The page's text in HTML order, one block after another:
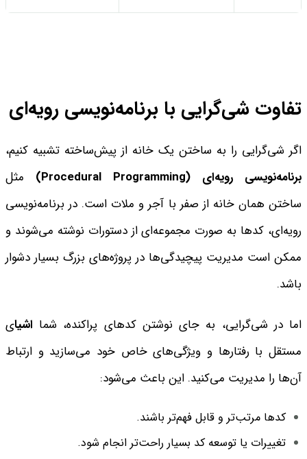
تفاوت شی‌گرایی با برنامه‌نویسی رویه‌ای
اگر شی‌گرایی را به ساختن یک خانه از پیش‌ساخته تشبیه کنیم،
برنامه‌نویسی رویه‌ای
(Procedural Programming)
مثل
ساختن همان خانه از صفر با آجر و ملات است. در برنامه‌نویسی
رویه‌ای، کدها به صورت مجموعه‌ای از دستورات نوشته می‌شوند و
ممکن است مدیریت پیچیدگی‌ها در پروژه‌های بزرگ بسیار دشوار
باشد.
اما در شی‌گرایی، به جای نوشتن کدهای پراکنده، شما اشیای
مستقل با رفتارها و ویژگی‌های خاص خود می‌سازید و ارتباط
آن‌ها را مدیریت می‌کنید. این باعث می‌شود:
کدها مرتب‌تر و قابل فهم‌تر باشند.
تغییرات یا توسعه کد بسیار راحت‌تر انجام شود.